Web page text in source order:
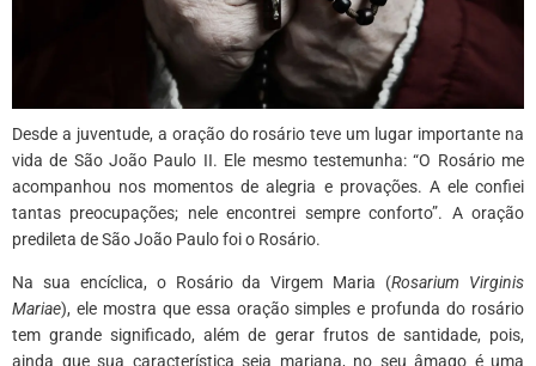
Desde a juventude, a oração do rosário teve um lugar importante na
vida de São João Paulo II. Ele mesmo testemunha: “O Rosário me
acompanhou nos momentos de alegria e provações. A ele confiei
tantas preocupações; nele encontrei sempre conforto”. A oração
predileta de São João Paulo foi o Rosário.
Na sua encíclica, o Rosário da Virgem Maria (Rosarium Virginis
Mariae), ele mostra que essa oração simples e profunda do rosário
tem grande significado, além de gerar frutos de santidade, pois,
ainda que sua característica seja mariana, no seu âmago é uma